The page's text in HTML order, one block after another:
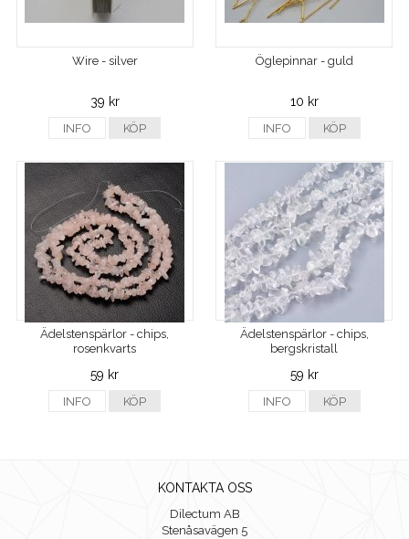
Wire - silver
39 kr
INFO KÖP
Öglepinnar - guld
10 kr
INFO KÖP
Ädelstenspärlor - chips,
rosenkvarts
59 kr
INFO KÖP
Ädelstenspärlor - chips,
bergskristall
59 kr
INFO KÖP
KONTAKTA OSS
Dilectum AB
Stenåsavägen 5